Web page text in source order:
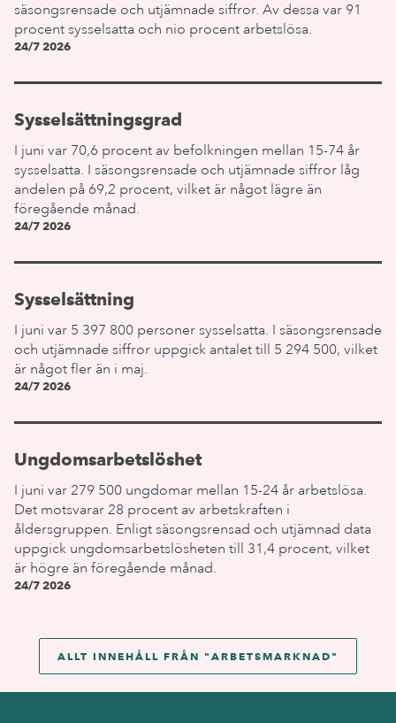
säsongsrensade och utjämnade siffror. Av dessa var 91
procent sysselsatta och nio procent arbetslösa.
24/7 2026
Sysselsättningsgrad
I juni var 70,6 procent av befolkningen mellan 15-74 år
sysselsatta. I säsongsrensade och utjämnade siffror låg
andelen på 69,2 procent, vilket är något lägre än
föregående månad.
24/7 2026
Sysselsättning
I juni var 5 397 800 personer sysselsatta. I säsongsrensade
och utjämnade siffror uppgick antalet till 5 294 500, vilket
är något fler än i maj.
24/7 2026
Ungdomsarbetslöshet
I juni var 279 500 ungdomar mellan 15-24 år arbetslösa.
Det motsvarar 28 procent av arbetskraften i
åldersgruppen. Enligt säsongsrensad och utjämnad data
uppgick ungdomsarbetslösheten till 31,4 procent, vilket
är högre än föregående månad.
24/7 2026
ALLT INNEHÅLL FRÅN " ARBETSMARKNAD "